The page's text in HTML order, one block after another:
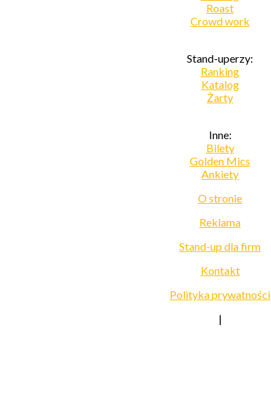
Roast
Crowd work
Stand-uperzy:
Ranking
Katalog
Żarty
Inne:
Bilety
Golden Mics
Ankiety
O stronie
Reklama
Stand-up dla firm
Kontakt
Polityka prywatności
|